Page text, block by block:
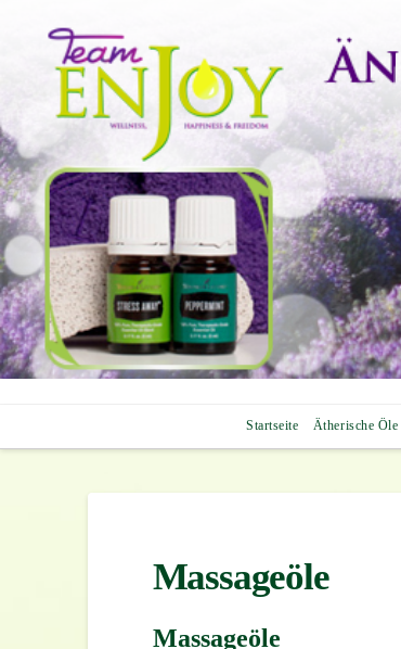
Startseite Ätherische Öle
Massageöle
Massageöle